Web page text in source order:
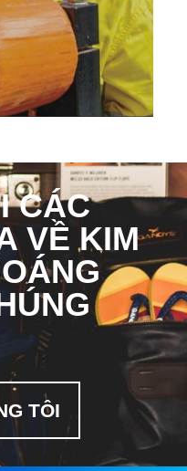
CÁC
VỀ KIM
TÔI